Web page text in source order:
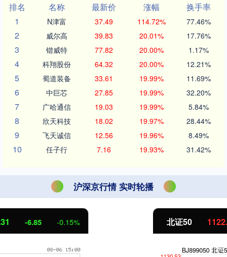
排名
名称 最新价 涨幅
换手率
1
N津富 37.49 114.72% 77.46%
2 威尔高 39.83 20.01% 17.76%
3 锴威特 77.82 20.00% 1.17%
4 科翔股份 64.32 20.00% 12.21%
5 蜀道装备 33.61 19.99% 11.69%
6 中巨芯 27.85 19.99% 32.20%
7 广哈通信 19.03 19.99% 5.84%
8 欣天科技 18.02 19.97% 28.44%
9 飞天诚信 12.56 19.96% 8.49%
10 任子行 7.16 19.93% 31.42%
沪深京行情 实时轮播
北证50 0.30%